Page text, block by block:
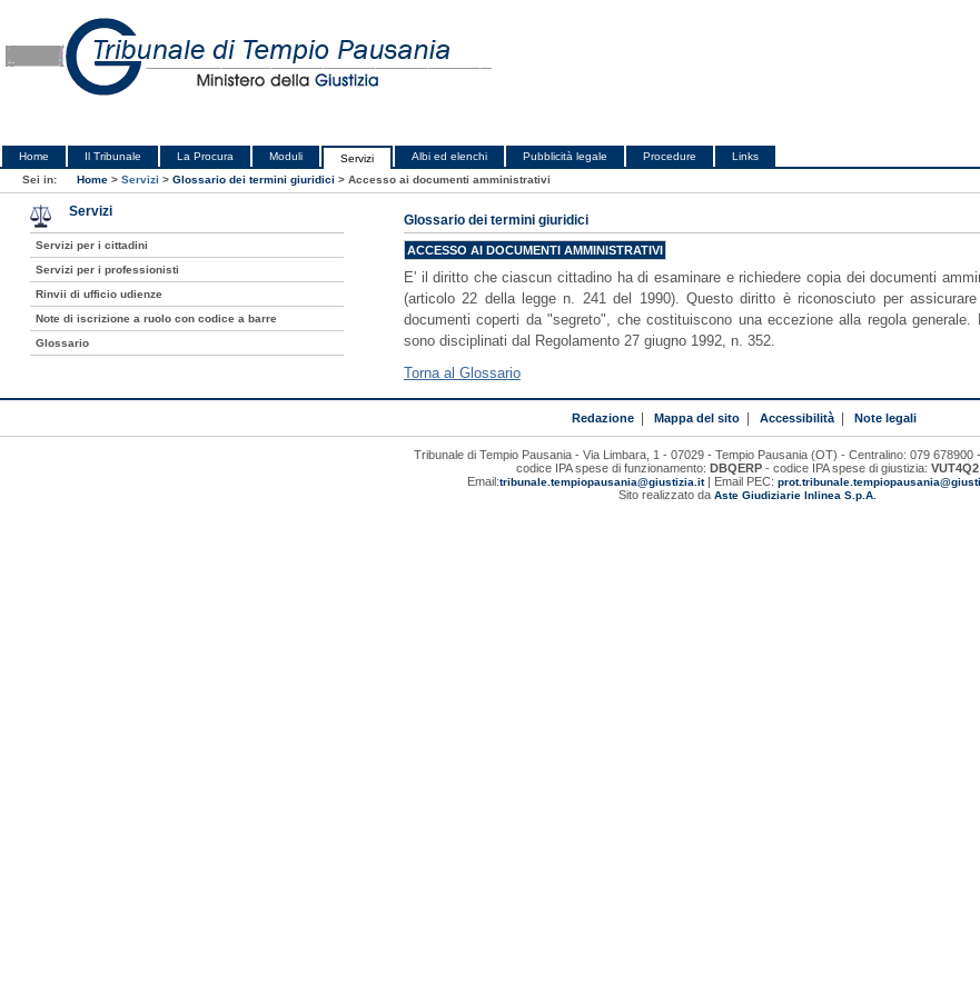
Home Il Tribunale La Procura Moduli Servizi Albi ed elenchi Pubblicità legale Procedure
Links
Sei in:
Home > Servizi > Glossario dei termini giuridici > Accesso ai documenti amministrativi
Glossario dei termini giuridici
ACCESSO AI DOCUMENTI AMMINISTRATIVI
E' il diritto che ciascun cittadino ha di esaminare e richiedere copia dei documenti
(articolo 22 della legge n. 241 del 1990). Questo diritto è riconosciuto per
documenti coperti da "segreto", che costituiscono una eccezione alla regola
sono disciplinati dal Regolamento 27 giugno 1992, n. 352.
Torna al Glossario
Servizi
Servizi per i cittadini
Servizi per i professionisti
Rinvii di ufficio udienze
Note di iscrizione a ruolo con codice a barre
Glossario
Redazione Mappa del sito Accessibilità Note legali
Tribunale di Tempio Pausania - Via Limbara, 1 - 07029 - Tempio Pausania (OT) - Centralino: 079 678900
codice IPA spese di funzionamento: DBQERP - codice IPA spese di giustizia: VUT4Q2
Email:tribunale.tempiopausania@giustizia.it| Email PEC:
Sito realizzato da Aste Giudiziarie Inlinea S.p.A.